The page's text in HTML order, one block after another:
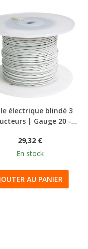
électrique blindé 3
| Gauge 20 -...
29,32 €
En stock
AU PANIER